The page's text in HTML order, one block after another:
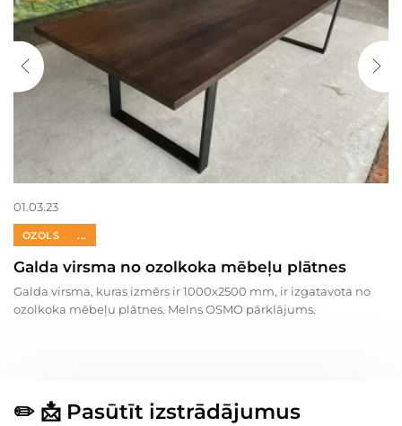
01.03.23
OZOLS ...
Galda virsma no ozolkoka mēbeļu plātnes
Galda virsma, kuras izmērs ir 1000x2500 mm, ir izgatavota no
ozolkoka mēbeļu plātnes. Melns OSMO pārklājums.
✏️ 📩 Pasūtīt izstrādājumus